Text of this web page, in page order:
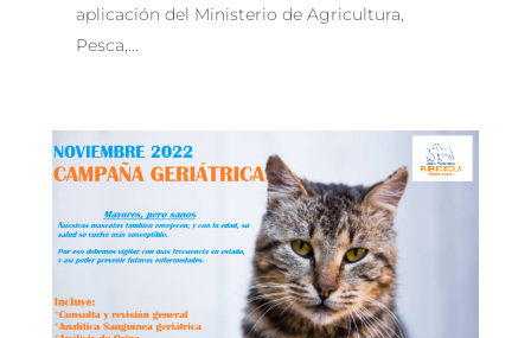
aplicación del Ministerio de Agricultura,
Pesca,...